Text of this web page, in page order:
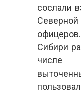
сослали
Сибири
числе